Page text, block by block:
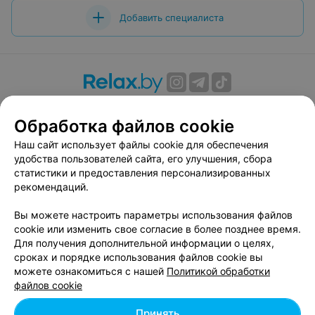
Добавить специалиста
Вакансии
Публичный договор
Способы оплаты
Публичный договор по использованию сервиса
«Афиша»
Пользовательское соглашение
Связаться по вопросам сотрудничества
Написать руководителю relax.by
Персональные настройки cookie
Обработка персональных данных
Обработка файлов cookie
Наш сайт использует файлы cookie для обеспечения
удобства пользователей сайта, его улучшения, сбора
статистики и предоставления персонализированных
рекомендаций.
Вы можете настроить параметры использования файлов
cookie или изменить свое согласие в более позднее время.
Для получения дополнительной информации о целях,
сроках и порядке использования файлов cookie вы
можете ознакомиться с нашей Политикой обработки
файлов cookie